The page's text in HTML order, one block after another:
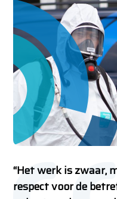
“Het werk is zwaar,
respect voor de